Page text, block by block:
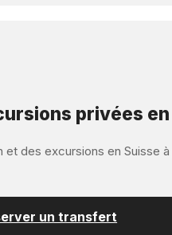
privées en
des excursions en Suisse
un transfert